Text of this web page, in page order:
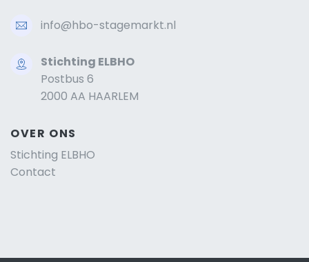
info@hbo-stagemarkt.nl
Stichting ELBHO
Postbus 6
2000 AA HAARLEM
OVER ONS
Stichting ELBHO
Contact